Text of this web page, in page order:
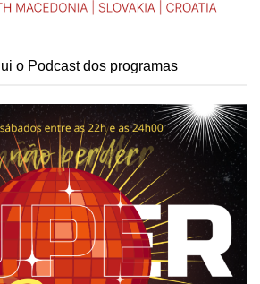
o Podcast dos programas